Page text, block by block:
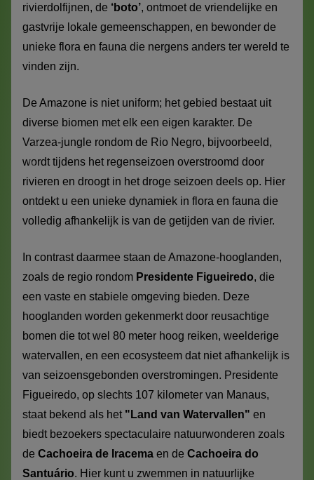
rivierdolfijnen, de ‘boto’, ontmoet de vriendelijke en
gastvrije lokale gemeenschappen, en bewonder de
unieke flora en fauna die nergens anders ter wereld te
vinden zijn.
De Amazone is niet uniform; het gebied bestaat uit
diverse biomen met elk een eigen karakter. De
Varzea-jungle rondom de Rio Negro, bijvoorbeeld,
wordt tijdens het regenseizoen overstroomd door
rivieren en droogt in het droge seizoen deels op. Hier
ontdekt u een unieke dynamiek in flora en fauna die
volledig afhankelijk is van de getijden van de rivier.
In contrast daarmee staan de Amazone-hooglanden,
zoals de regio rondom Presidente Figueiredo, die
een vaste en stabiele omgeving bieden. Deze
hooglanden worden gekenmerkt door reusachtige
bomen die tot wel 80 meter hoog reiken, weelderige
watervallen, en een ecosysteem dat niet afhankelijk is
van seizoensgebonden overstromingen. Presidente
Figueiredo, op slechts 107 kilometer van Manaus,
staat bekend als het "Land van Watervallen" en
biedt bezoekers spectaculaire natuurwonderen zoals
de Cachoeira de Iracema en de Cachoeira do
Santuário. Hier kunt u zwemmen in natuurlijke